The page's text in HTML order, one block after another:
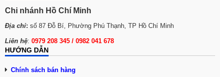
Chi nhánh Hồ Chí Minh
Địa chỉ: số 87 Đỗ Bí, Phường Phú Thạnh, TP Hồ Chí Minh
Liên hệ: 0979 208 345 / 0982 041 678
HƯỚNG DẪN
Chính sách bán hàng